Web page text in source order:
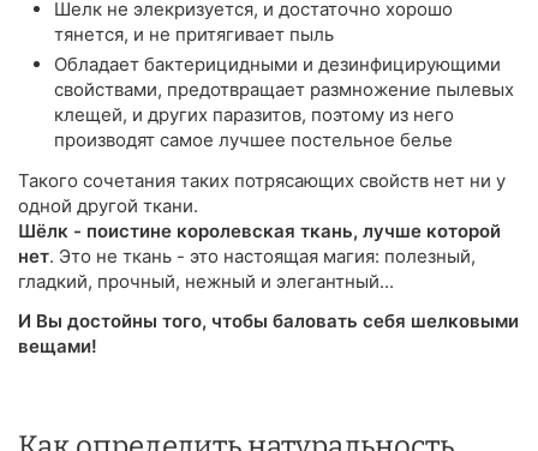
Шелк не элекризуется, и достаточно хорошо
тянется, и не притягивает пыль
Обладает бактерицидными и дезинфицирующими
свойствами, предотвращает размножение пылевых
клещей, и других паразитов, поэтому из него
производят самое лучшее постельное белье
Такого сочетания таких потрясающих свойств нет ни у
одной другой ткани.
Шёлк - поистине королевская ткань, лучше которой
нет. Это не ткань - это настоящая магия: полезный,
гладкий, прочный, нежный и элегантный...
И Вы достойны того, чтобы баловать себя шелковыми
вещами!